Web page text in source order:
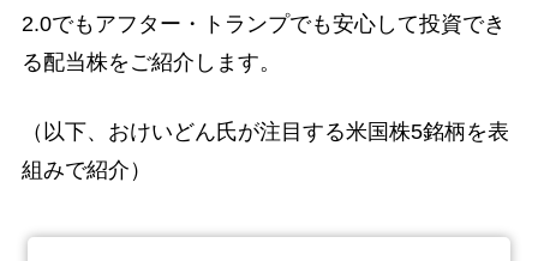
2.0でもアフター・トランプでも安心して投資でき
る配当株をご紹介します。
（以下、おけいどん氏が注目する米国株5銘柄を表
組みで紹介）